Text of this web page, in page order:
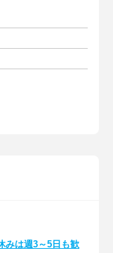
みは週3～5日も歓